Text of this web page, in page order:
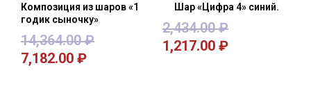
Композиция из шаров «1
годик сыночку»
14,364.00₽
7,182.00 ₽
Шар «Цифра 4» синий.
2,434.00₽
1,217.00 ₽